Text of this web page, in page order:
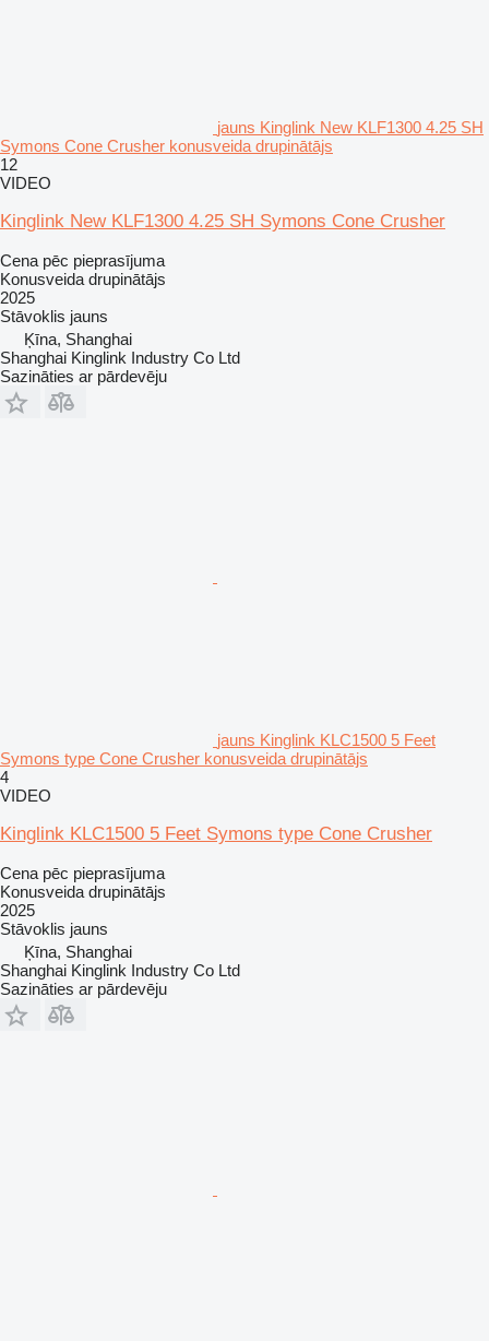
jauns Kinglink New KLF1300 4.25 SH
Symons Cone Crusher konusveida drupinātājs
12
VIDEO
Kinglink New KLF1300 4.25 SH Symons Cone Crusher
Cena pēc pieprasījuma
Konusveida drupinātājs
2025
Stāvoklis jauns
Ķīna, Shanghai
Shanghai Kinglink Industry Co Ltd
Sazināties ar pārdevēju
jauns Kinglink KLC1500 5 Feet
Symons type Cone Crusher konusveida drupinātājs
4
VIDEO
Kinglink KLC1500 5 Feet Symons type Cone Crusher
Cena pēc pieprasījuma
Konusveida drupinātājs
2025
Stāvoklis jauns
Ķīna, Shanghai
Shanghai Kinglink Industry Co Ltd
Sazināties ar pārdevēju